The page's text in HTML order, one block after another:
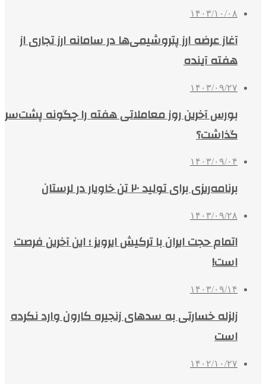
۱۴۰۳/۱۰/۰۸
آغاز عرضه ارز پتروشیمی‌ها در سامانه ارز تجاری از
هفته آینده
۱۴۰۳/۰۹/۲۷
بورس آخرین روز معاملاتی هفته را چگونه پشت‌سر
گذاشت؟
۱۴۰۳/۰۹/۰۴
برنامه‌ریزی برای تولید ۲۰ تن خاویار در لرستان
۱۴۰۳/۰۹/۲۸
اتمام حجت ایران با ترکیش ایرویز ؛ این آخرین فرصت
است!
۱۴۰۳/۰۹/۱۴
زلزله خسارتی به سدهای زنجیره کارون وارد نکرده
است
۱۴۰۲/۱۰/۲۷